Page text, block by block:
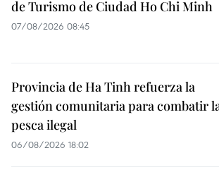
de Turismo de Ciudad Ho Chi Minh
07/08/2026 08:45
Provincia de Ha Tinh refuerza la
gestión comunitaria para combatir
pesca ilegal
06/08/2026 18:02